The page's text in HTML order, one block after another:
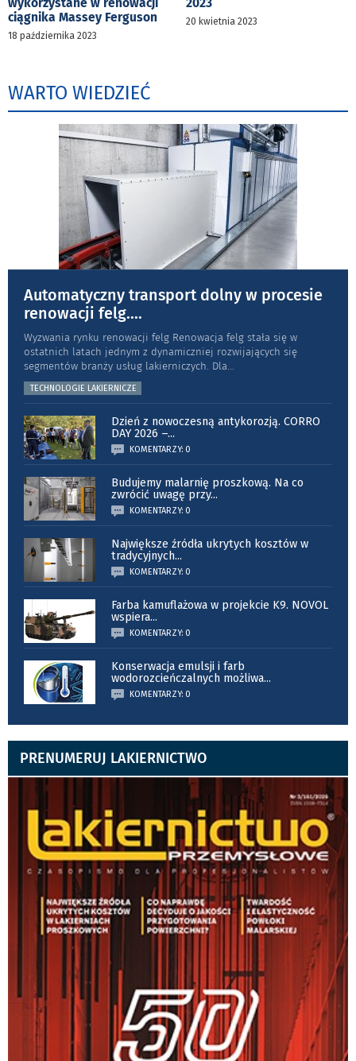
ciągnika Massey Ferguson
18 października 2023
20 kwietnia 2023
WARTO WIEDZIEĆ
Automatyczny transport dolny w procesie
renowacji felg....
Wyzwania rynku renowacji felg Renowacja felg stała się w
ostatnich latach jednym z dynamiczniej rozwijających się
segmentów branży usług lakierniczych. Dla...
TECHNOLOGIE LAKIERNICZE
Dzień z nowoczesną antykorozją. CORRO
DAY 2026 –...
KOMENTARZY: 0
Budujemy malarnię proszkową. Na co
zwrócić uwagę przy...
KOMENTARZY: 0
Największe źródła ukrytych kosztów w
tradycyjnych...
KOMENTARZY: 0
Farba kamuflażowa w projekcie K9. NOVOL
wspiera...
KOMENTARZY: 0
Konserwacja emulsji i farb
wodorozcieńczalnych możliwa...
KOMENTARZY: 0
PRENUMERUJ LAKIERNICTWO